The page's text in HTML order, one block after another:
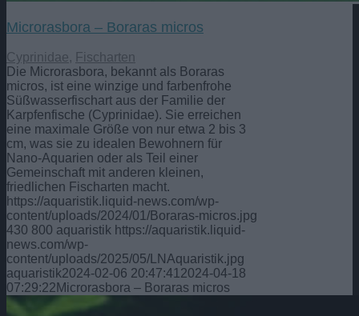
Microrasbora – Boraras micros
Cyprinidae, Fischarten
Die Microrasbora, bekannt als Boraras
micros, ist eine winzige und farbenfrohe
Süßwasserfischart aus der Familie der
Karpfenfische (Cyprinidae). Sie erreichen
eine maximale Größe von nur etwa 2 bis 3
cm, was sie zu idealen Bewohnern für
Nano-Aquarien oder als Teil einer
Gemeinschaft mit anderen kleinen,
friedlichen Fischarten macht.
https://aquaristik.liquid-news.com/wp-
content/uploads/2024/01/Boraras-micros.jpg
430 800 aquaristik https://aquaristik.liquid-
news.com/wp-
content/uploads/2025/05/LNAquaristik.jpg
aquaristik2024-02-06 20:47:41 2024-04-18
07:29:22 Microrasbora – Boraras micros